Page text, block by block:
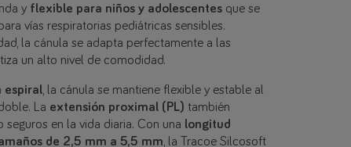
y flexible para niños y adolescentes que se
vías respiratorias pediátricas sensibles.
la cánula se adapta perfectamente a las
un alto nivel de comodidad.
espiral, la cánula se mantiene flexible y estable al
La extensión proximal (PL) también
en la vida diaria. Con una longitud
de 2,5 mm a 5,5 mm, la Tracoe Silcosoft